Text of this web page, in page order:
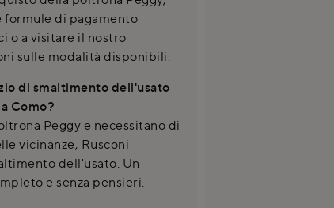
formule di pagamento
o a visitare il nostro
sulle modalità disponibili.
di smaltimento dell'usato
Como?
Peggy e necessitano di
vicinanze, Rusconi
dell'usato. Un
e senza pensieri.